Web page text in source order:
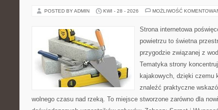
POSTED BY ADMIN KWI - 28 - 2026 MOŻLIWOŚĆ
Strona internetowa
powietrzu to świetna
przygodzie związanej z
Tematyka strony
kajakowych, dzięki czemu
znaleźć praktyczne
wolnego czasu nad rzeką. To miejsce stworzone zarówno dla